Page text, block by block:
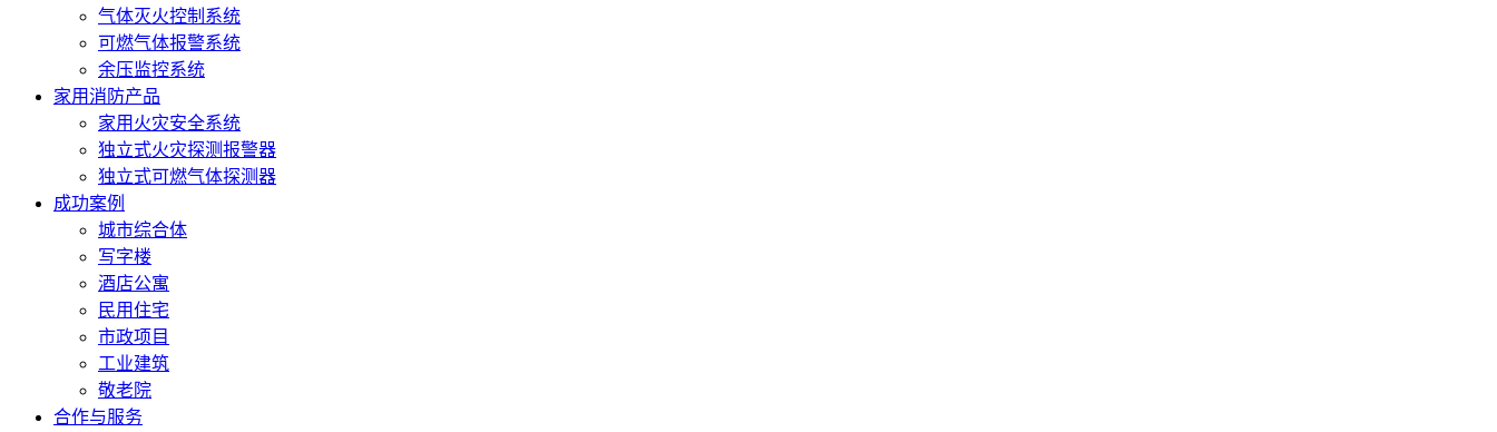
气体灭火控制系统
可燃气体报警系统
余压监控系统
家用消防产品
家用火灾安全系统
独立式火灾探测报警器
独立式可燃气体探测器
成功案例
城市综合体
写字楼
酒店公寓
民用住宅
市政项目
工业建筑
敬老院
合作与服务